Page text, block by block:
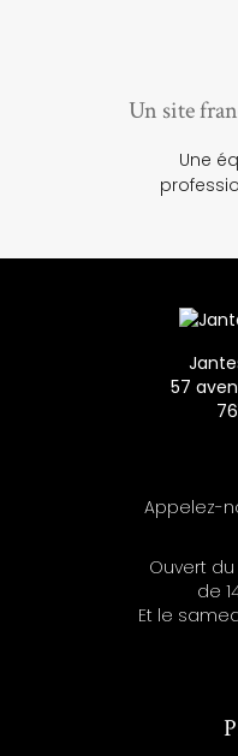
Un site
Une
57
Appelez-
Ouvert
de
Et le